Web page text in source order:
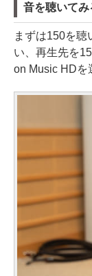
音を聴いてみ
まずは150を聴
い、再生先を
on Music HDを